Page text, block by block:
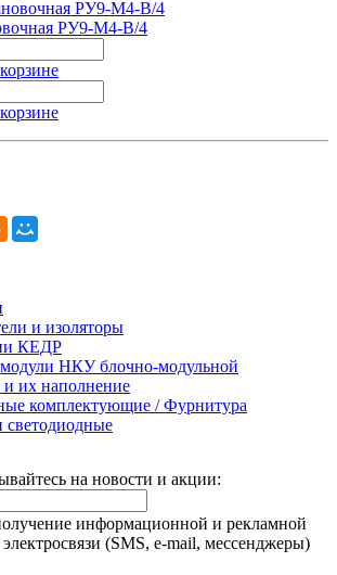
РУ9-М4-В/4
и изоляторы
КЕДР
НКУ блочно-модульной
и их наполнение
комплектующие / Фурнитура
светодиодные
на новости и акции:
информационной и рекламной
(SMS, e-mail, мессенджеры)